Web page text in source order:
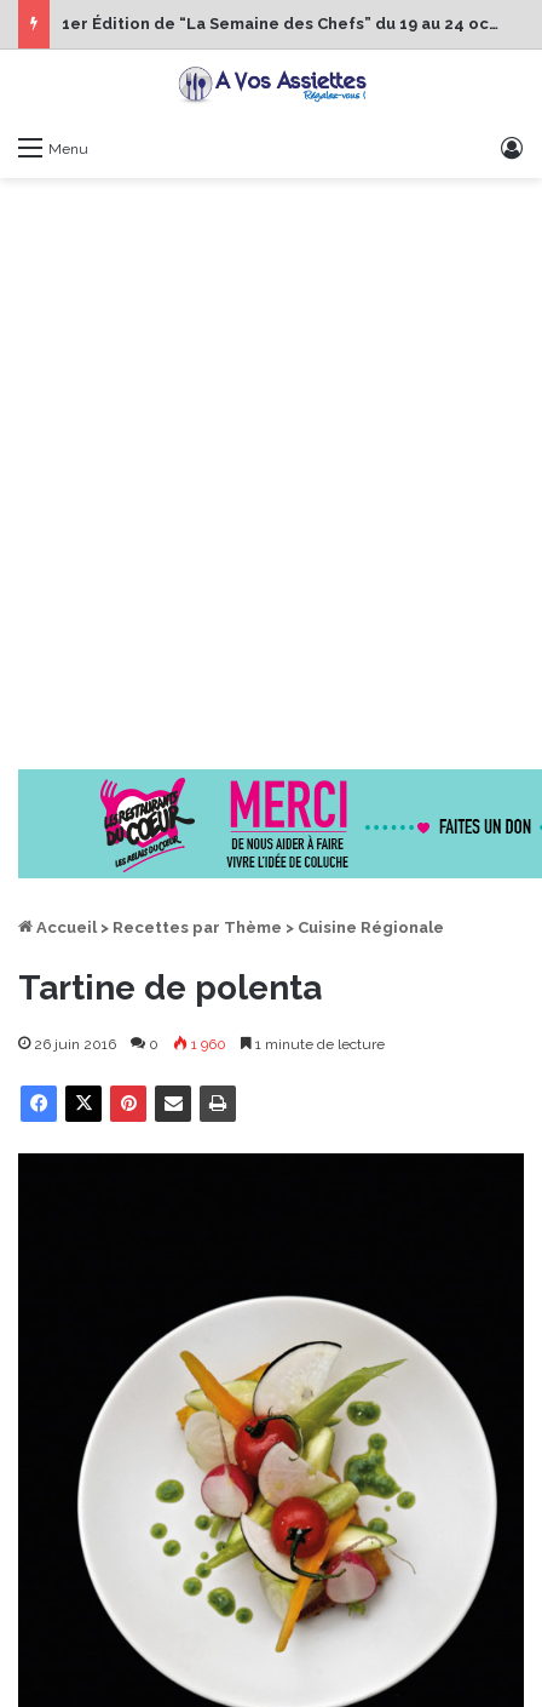
1er Édition de “La Semaine des Chefs” du 19 au 24 octobre 2026
Menu
Accueil > Recettes par Thème > Cuisine Régionale
Tartine de polenta
26 juin 2016 0 1 960 1 minute de lecture